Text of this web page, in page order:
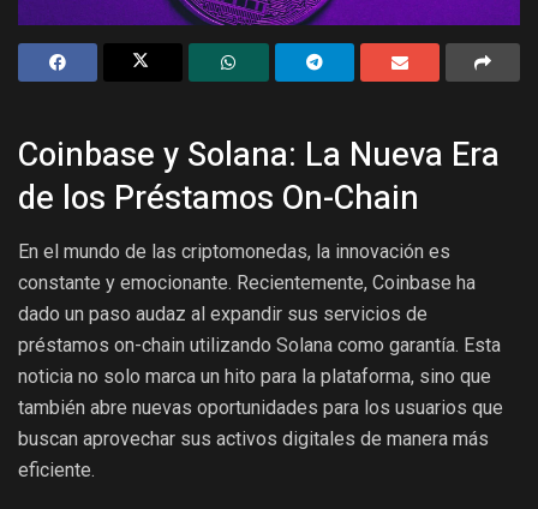
Coinbase y Solana: La Nueva Era
de los Préstamos On-Chain
En el mundo de las criptomonedas, la innovación es
constante y emocionante. Recientemente, Coinbase ha
dado un paso audaz al expandir sus servicios de
préstamos on-chain utilizando Solana como garantía. Esta
noticia no solo marca un hito para la plataforma, sino que
también abre nuevas oportunidades para los usuarios que
buscan aprovechar sus activos digitales de manera más
eficiente.